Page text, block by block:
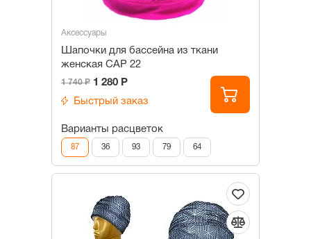
Аксессуары
Шапочки для бассейна из ткани
женская САР 22
1 740 Р 1 280 Р
Быстрый заказ
Варианты расцветок
87 36 93 79 64